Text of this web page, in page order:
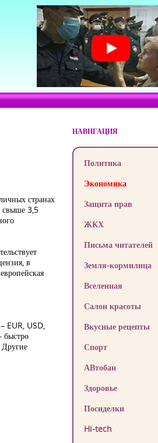
странах
свыше 3,5
в
EUR, USD,
быстро
НАВИГАЦИЯ
Политика
Экономика
Защита прав
ЖКХ
Письма читателей
Земля-кормилица
Вселенная
Салон красоты
Вкусные рецепты
Спорт
АВтобан
Здоровье
Посиделки
Hi-tech